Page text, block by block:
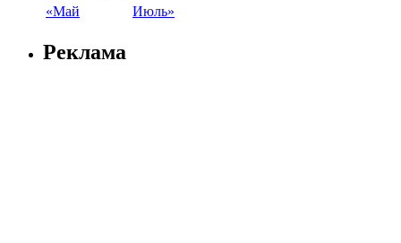
«Май Июль»
Реклама